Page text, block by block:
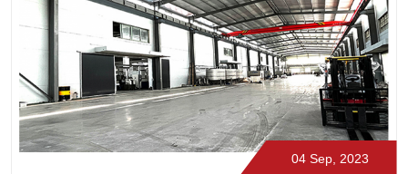
04 Sep, 2023